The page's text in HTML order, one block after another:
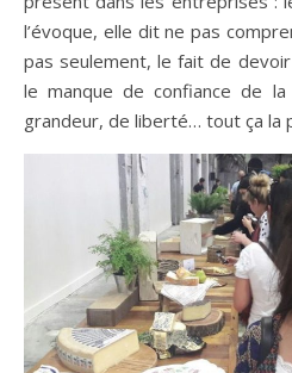
l’évoque, elle dit ne pas
pas seulement, le fait de
le manque de confiance de
grandeur, de liberté… tout ça la